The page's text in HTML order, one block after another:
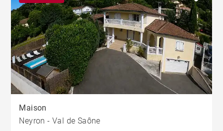
Maison
Neyron - Val de Saône